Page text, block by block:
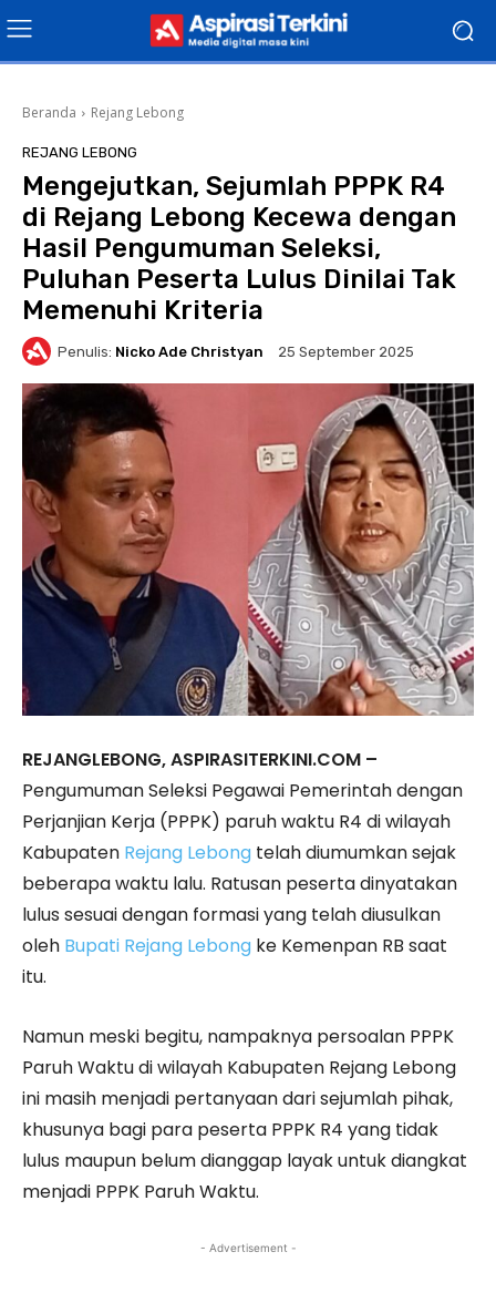
Beranda Rejang Lebong
REJANG LEBONG
Mengejutkan, Sejumlah PPPK R4
di Rejang Lebong Kecewa dengan
Hasil Pengumuman Seleksi,
Puluhan Peserta Lulus Dinilai Tak
Memenuhi Kriteria
Penulis: Nicko Ade Christyan 25 September 2025
REJANGLEBONG, ASPIRASITERKINI.COM –
Pengumuman Seleksi Pegawai Pemerintah dengan
Perjanjian Kerja (PPPK) paruh waktu R4 di wilayah
Kabupaten Rejang Lebong telah diumumkan sejak
beberapa waktu lalu. Ratusan peserta dinyatakan
lulus sesuai dengan formasi yang telah diusulkan
oleh Bupati Rejang Lebong ke Kemenpan RB saat
itu.
Namun meski begitu, nampaknya persoalan PPPK
Paruh Waktu di wilayah Kabupaten Rejang Lebong
ini masih menjadi pertanyaan dari sejumlah pihak,
khusunya bagi para peserta PPPK R4 yang tidak
lulus maupun belum dianggap layak untuk diangkat
menjadi PPPK Paruh Waktu.
- Advertisement -